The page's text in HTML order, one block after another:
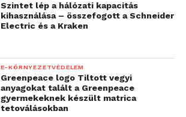
Szintet lép a hálózati kapacitás
kihasználása – összefogott a Schneider
Electric és a Kraken
E-KÖRNYEZETVÉDELEM
Greenpeace logo Tiltott vegyi
anyagokat talált a Greenpeace
gyermekeknek készült matrica
tetoválásokban